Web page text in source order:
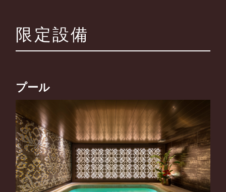
限定設備
プール